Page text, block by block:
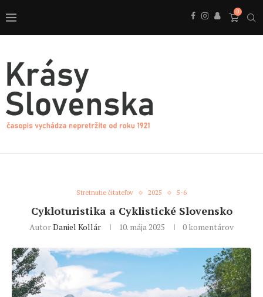
0
Stretnutie čitateľov 2025 5-6
Cykloturistika a Cyklistické Slovensko
AutorDaniel Kollár 10. mája 2025 0 komentárov